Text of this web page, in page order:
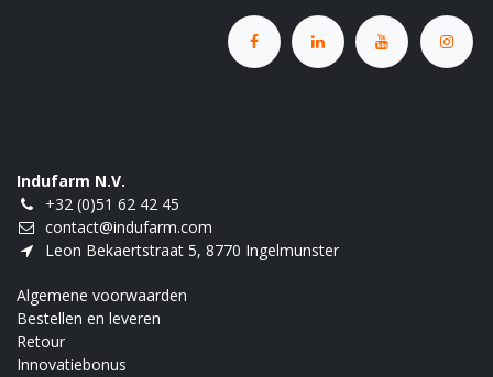
Indufarm N.V.
+32 (0)51 62 42 45
contact@indufarm.com
Leon Bekaertstraat 5, 8770 Ingelmunster
Algemene voorwaarden
Bestellen en leveren
Retour
Innovatiebonus